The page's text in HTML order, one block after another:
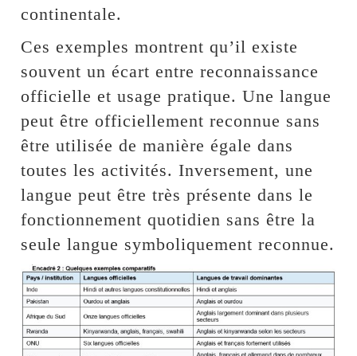
continentale.
Ces exemples montrent qu’il existe
souvent un écart entre reconnaissance
officielle et usage pratique. Une langue
peut être officiellement reconnue sans
être utilisée de manière égale dans
toutes les activités. Inversement, une
langue peut être très présente dans le
fonctionnement quotidien sans être la
seule langue symboliquement reconnue.